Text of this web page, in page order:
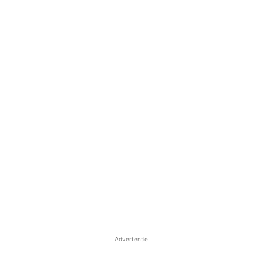
Advertentie